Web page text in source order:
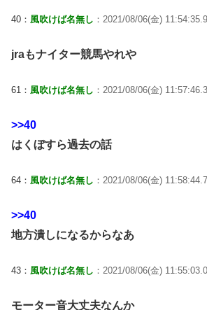
40： 風吹けば名無し ：2021/08/06(金)
jraもナイター競馬やれや
61： 風吹けば名無し ：2021/08/06(金)
>>40
はくぼすら過去の話
64： 風吹けば名無し ：2021/08/06(金)
>>40
地方潰しになるからなあ
43： 風吹けば名無し ：2021/08/06(金)
モーター音大丈夫なんか